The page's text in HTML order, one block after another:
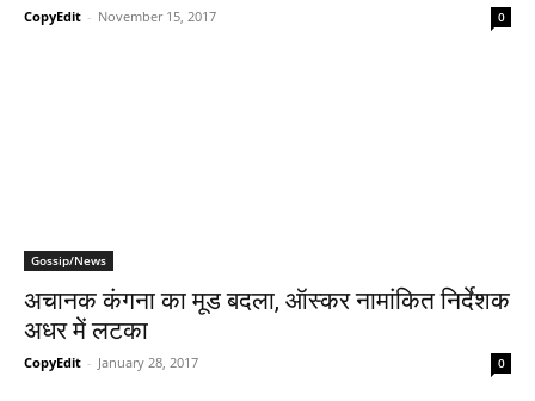
CopyEdit - November 15, 2017 0
Gossip/News
अचानक कंगना का मूड बदला, ऑस्‍कर नामांकित निर्देशक
अधर में लटका
CopyEdit - January 28, 2017 0